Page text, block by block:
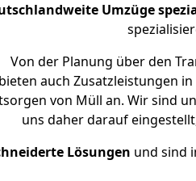
Umzüge
Von der Planung über den
auch Zusatzleistungen
von Müll an. Wir sind
uns daher darauf
Lösungen und sind